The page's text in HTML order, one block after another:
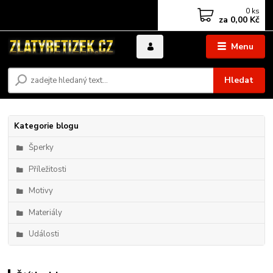
Menu
Hledat
0 ks
za 0,00 Kč
Kategorie blogu
Šperky
Příležitosti
Motivy
Materiály
Události